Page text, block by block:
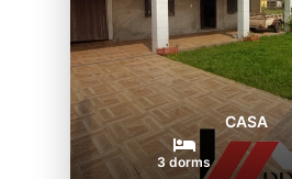
CASA
3 dorms